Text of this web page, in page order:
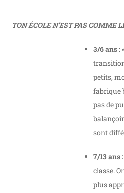
TON ÉCOLE N’EST PAS COMME
3/6 ans :
petits,
fabrique
pas de
sont
7/13 ans :
classe.
plus